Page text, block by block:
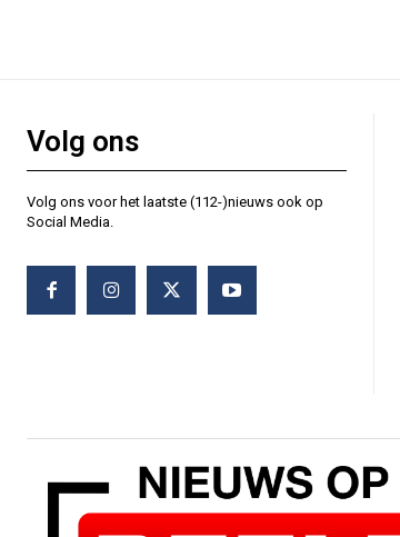
Volg ons
Volg ons voor het laatste (112-)nieuws ook op
Social Media.